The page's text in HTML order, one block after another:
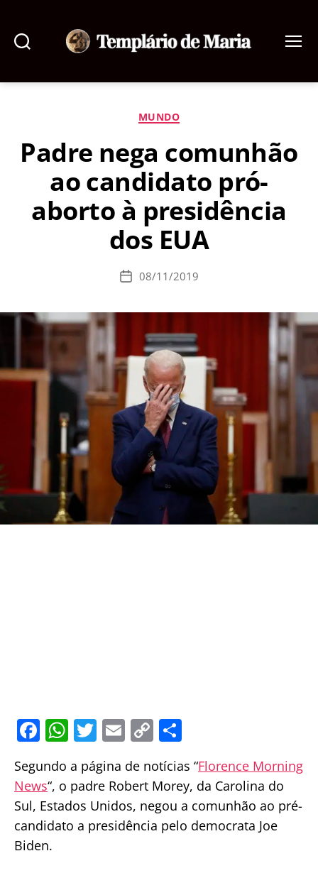
de
Categorias
MUNDO
Padre nega comunhão
ao candidato pró-
aborto à presidência
dos EUA
Data08/11/2019
F
c
e
b
o
W
at
s
A
T
w
itt
er
E
m
ai
l
C
o
p
y
Li
n
ar
e
Segundo a página de notícias “Florence Morning
News“, o padre Robert Morey, da Carolina do
Sul, Estados Unidos, negou a comunhão ao pré-
candidato a presidência pelo democrata Joe
Biden.